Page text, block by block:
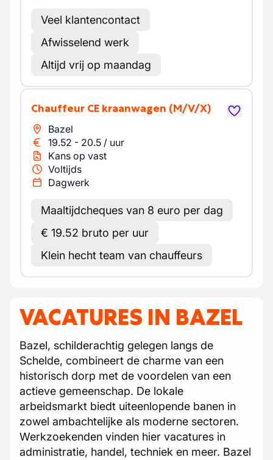
Veel klantencontact
Afwisselend werk
Altijd vrij op maandag
Chauffeur CE kraanwagen (M/V/X)
Bazel
19.52 - 20.5 / uur
Kans op vast
Voltijds
Dagwerk
Maaltijdcheques van 8 euro per dag
€ 19.52 bruto per uur
Klein hecht team van chauffeurs
VACATURES IN BAZEL
Bazel, schilderachtig gelegen langs de
Schelde, combineert de charme van een
historisch dorp met de voordelen van een
actieve gemeenschap. De lokale
arbeidsmarkt biedt uiteenlopende banen in
zowel ambachtelijke als moderne sectoren.
Werkzoekenden vinden hier vacatures in
administratie, handel, techniek en meer. Bazel